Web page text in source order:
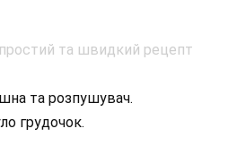
та розпушувач.
грудочок.